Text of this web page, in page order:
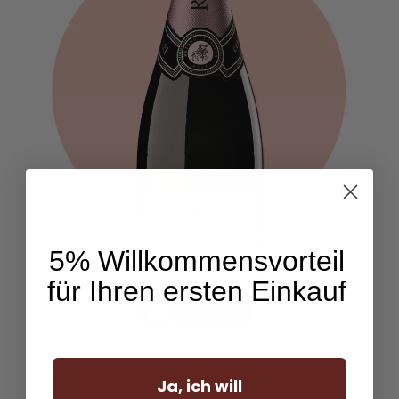
Rotari – Cuvée 28 Metodo Classico Rosé
5% Willkommensvorteil
für Ihren ersten Einkauf
Ja, ich will